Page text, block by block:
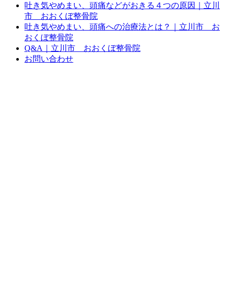
吐き気やめまい、頭痛などがおきる４つの原因｜立川
市 おおくぼ整骨院
吐き気やめまい、頭痛への治療法とは？｜立川市 お
おくぼ整骨院
Q&A｜立川市 おおくぼ整骨院
お問い合わせ